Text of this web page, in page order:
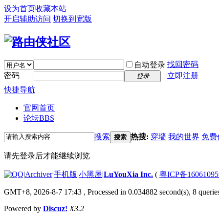
设为首页收藏本站
开启辅助访问 切换到宽版
自动登录 找回密码
密码
登录
立即注册
快捷导航
官网首页
论坛BBS
搜索 搜索 热搜: 穿墙 我的世界 免费
请先登录后才能继续浏览
|Archiver|手机版|小黑屋|LuYouXia Inc. ( 粤ICP备
GMT+8, 2026-8-7 17:43 , Processed in 0.034882 second(s), 8
Powered by Discuz! X3.2